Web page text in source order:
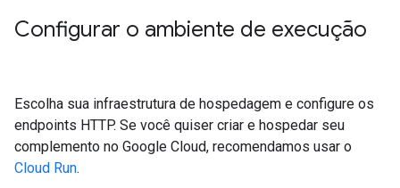
Configurar o ambiente de execução
Escolha sua infraestrutura de hospedagem e configure os
endpoints HTTP. Se você quiser criar e hospedar seu
complemento no Google Cloud, recomendamos usar o
Cloud Run.